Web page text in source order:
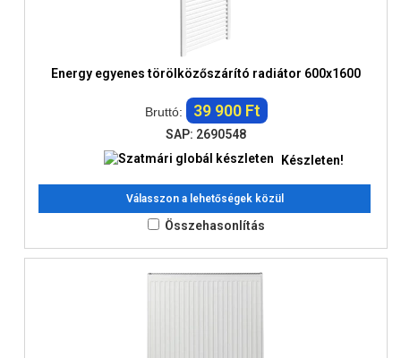
Energy egyenes törölközőszárító radiátor 600x1600
Bruttó: 39 900 Ft
SAP: 2690548
Készleten!
Válasszon a lehetőségek közül
Összehasonlítás